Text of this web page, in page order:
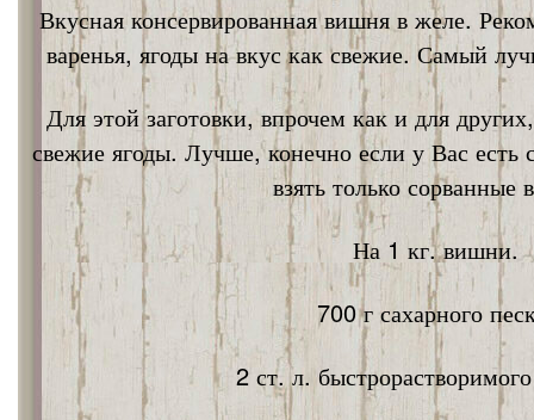
Вкусная консервированная вишня в желе.
варенья, ягоды на вкус как свежие. Самый
Для этой заготовки, впрочем как и для
свежие ягоды. Лучше, конечно если у Вас
взять только сорванные
На 1 кг. вишни.
700 г сахарного
2 ст. л.